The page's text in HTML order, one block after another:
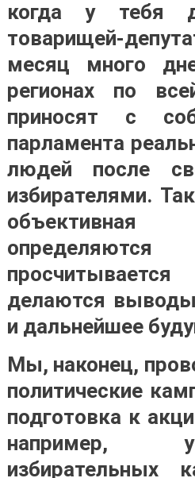
когда у тебя
товарищей-
месяц много
регионах по
приносят с
парламента
людей после
избирателями.
делаются
и дальнейшее
Мы, наконец,
политические
подготовка к
например,
избирательных